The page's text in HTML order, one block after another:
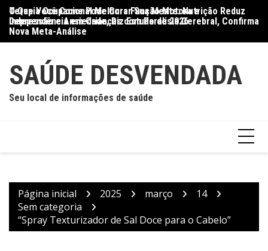
para
conteúdo
O Que Você Come Pode Curar Sua Mente: Nutrição Reduz
Depressão e Ansiedade, Diz Estudo de 2026
Terapia Ocupacional Melhora Função Motora e
Independência em Crianças com Paralisia Cerebral, Confirma
Nova Meta-Análise
SAÚDE DESVENDADA
Seu local de informações de saúde
Página inicial 2025 março
14
Sem categoria
“Spray Texturizador de Sal Doce para o Cabelo”